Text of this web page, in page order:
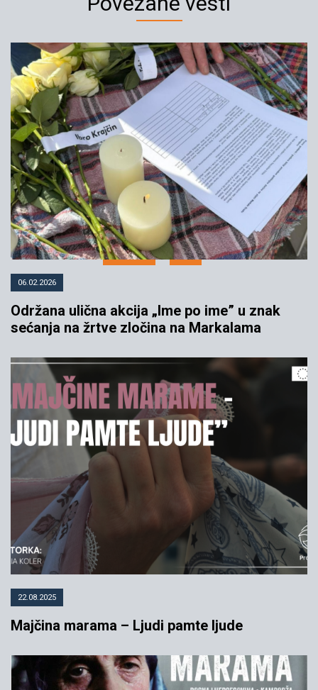
Artivističkim performansom
„Majčina marama” u Beogradu
obeležen Međunarodni dan
sećanja na žrtve genocida u
Srebrenici
12.07.2025 YIHR
06.02.2026
Održana ulična akcija „Ime po ime” u znak
sećanja na žrtve zločina na Markalama
22.08.2025
Majčina marama – Ljudi pamte ljude